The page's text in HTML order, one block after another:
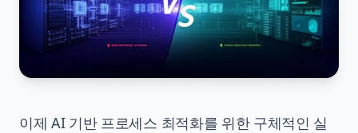
이제 AI 기반 프로세스 최적화를 위한 구체적인 실